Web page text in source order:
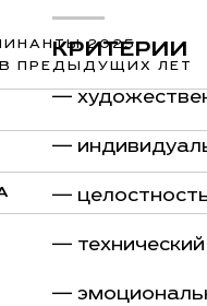
КРИТЕРИИ
—
—
—
—
—
2025
ПРЕДЫДУЩИХ ЛЕТ